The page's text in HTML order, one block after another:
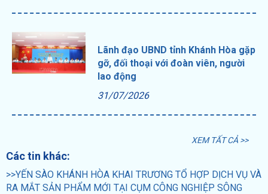
Lãnh đạo UBND tỉnh Khánh Hòa gặp
gỡ, đối thoại với đoàn viên, người
lao động
31/07/2026
XEM TẤT CẢ >>
Các tin khác:
>>YẾN SÀO KHÁNH HÒA KHAI TRƯƠNG TỔ HỢP DỊCH VỤ VÀ
RA MẮT SẢN PHẨM MỚI TẠI CỤM CÔNG NGHIỆP SÔNG